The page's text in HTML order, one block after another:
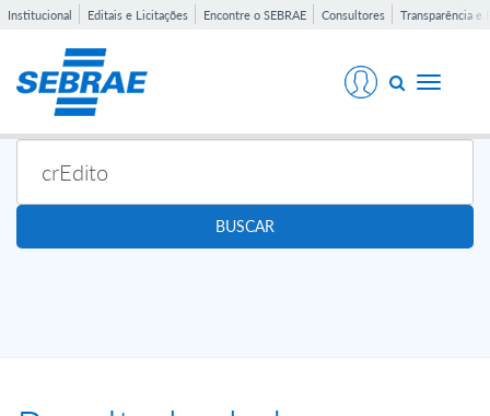
Institucional Editais e Licitações Encontre o SEBRAE Consultores Transparência e
Toggle
BUSCAR